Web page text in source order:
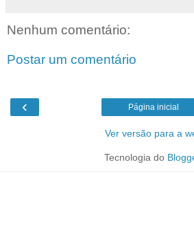
Nenhum comentário:
Postar um comentário
‹ Página inicial
Ver versão para a
Tecnologia do